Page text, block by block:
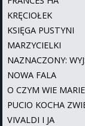
KRĘCIOŁEK
KSIĘGA PUSTYNI
MARZYCIELKI
NAZNACZONY:
NOWA FALA
O CZYM WIE
PUCIO KOCHA
VIVALDI I JA